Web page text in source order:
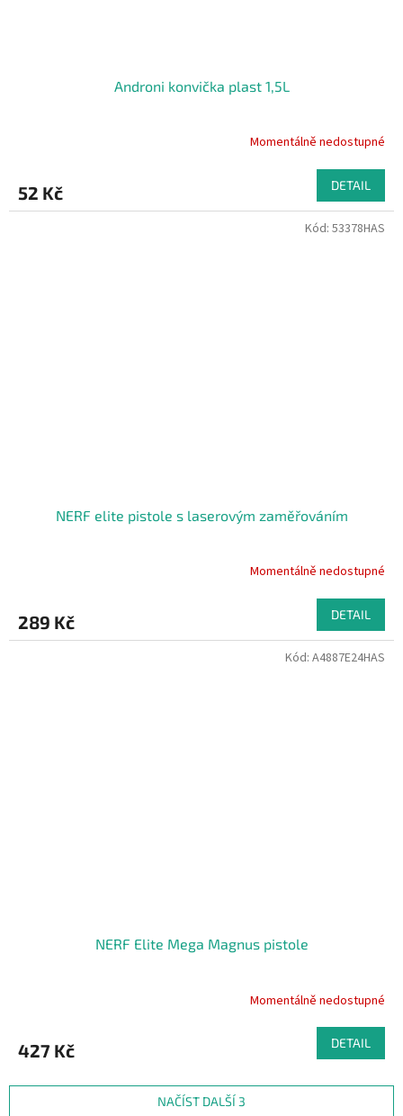
Androni konvička plast 1,5L
Momentálně nedostupné
52 Kč DETAIL
NERF elite pistole s laserovým zaměřováním
Momentálně nedostupné
289 Kč DETAIL
Kód: 53378HAS
NERF Elite Mega Magnus pistole
Momentálně nedostupné
427 Kč DETAIL
Kód: A4887E24HAS
NAČÍST DALŠÍ 3